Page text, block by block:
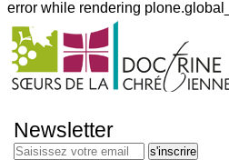
error while rendering
Outils
personnels
au
contenu.
Newsletter